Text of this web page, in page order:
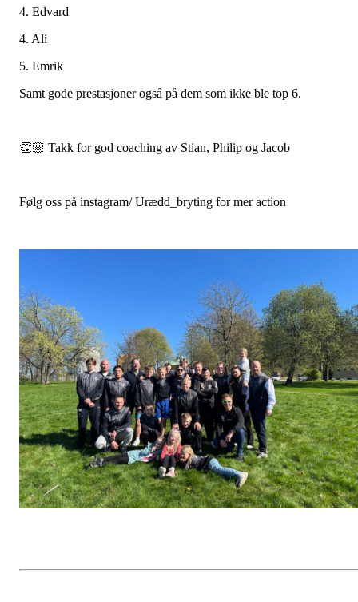
4. Edvard
4. Ali
5. Emrik
Samt gode prestasjoner også på dem som ikke ble top 6.
👏🏼 Takk for god coaching av Stian, Philip og Jacob
Følg oss på instagram/ Urædd_bryting for mer action